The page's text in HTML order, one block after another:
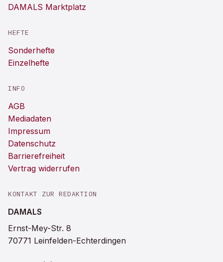
DAMALS Marktplatz
HEFTE
Sonderhefte
Einzelhefte
INFO
AGB
Mediadaten
Impressum
Datenschutz
Barrierefreiheit
Vertrag widerrufen
KONTAKT ZUR REDAKTION
DAMALS
Ernst-Mey-Str. 8
70771 Leinfelden-Echterdingen